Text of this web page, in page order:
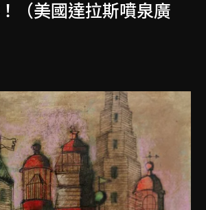
（美國達拉斯噴泉廣